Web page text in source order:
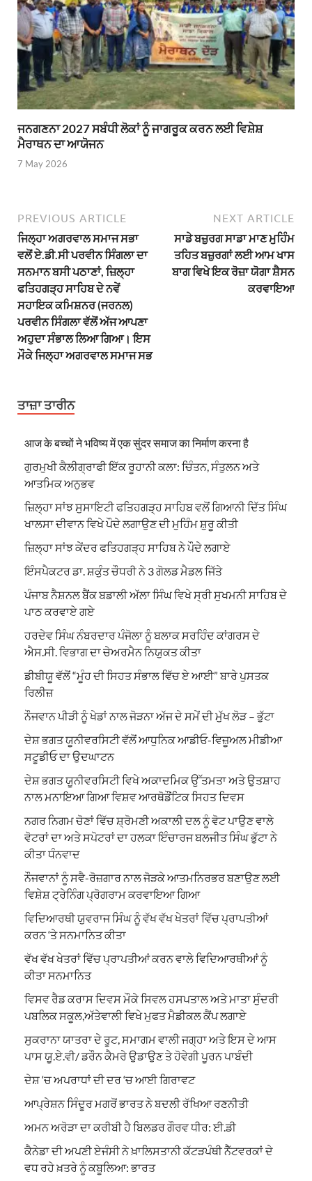
ਜਨਗਣਨਾ 2027 ਸਬੰਧੀ ਲੋਕਾਂ ਨੂੰ ਜਾਗਰੂਕ ਕਰਨ ਲਈ ਵਿਸ਼ੇਸ਼
ਮੈਰਾਥਨ ਦਾ ਆਯੋਜਨ
7 May 2026
PREVIOUS ARTICLE
ਜਿਲ੍ਹਾ ਅਗਰਵਾਲ ਸਮਾਜ ਸਭਾ
ਵਲੋਂ ਏ.ਡੀ.ਸੀ ਪਰਵੀਨ ਸਿੰਗਲਾ ਦਾ
ਸਨਮਾਨ ਬਸੀ ਪਠਾਣਾਂ, ਜ਼ਿਲ੍ਹਾ
ਫਤਿਹਗੜ੍ਹ ਸਾਹਿਬ ਦੇ ਨਵੇਂ
ਸਹਾਇਕ ਕਮਿਸ਼ਨਰ (ਜਰਨਲ)
ਪਰਵੀਨ ਸਿੰਗਲਾ ਵੱਲੋਂ ਅੱਜ ਆਪਣਾ
ਅਹੁਦਾ ਸੰਭਾਲ ਲਿਆ ਗਿਆ। ਇਸ
ਮੌਕੇ ਜਿਲ੍ਹਾ ਅਗਰਵਾਲ ਸਮਾਜ ਸਭ
NEXT ARTICLE
ਸਾਡੇ ਬਜ਼ੁਰਗ ਸਾਡਾ ਮਾਣ ਮੁਹਿੰਮ
ਤਹਿਤ ਬਜ਼ੁਰਗਾਂ ਲਈ ਆਮ ਖਾਸ
ਬਾਗ ਵਿਖੇ ਇਕ ਰੋਜ਼ਾ ਯੋਗਾ ਸ਼ੈਸਨ
ਕਰਵਾਇਆ
ਤਾਜ਼ਾ ਤਾਰੀਨ
आज के बच्चों ने भविष्य में एक सुंदर समाज का निर्माण करना है
ਗੁਰਮੁਖੀ ਕੈਲੀਗ੍ਰਾਫੀ ਇੱਕ ਰੂਹਾਨੀ ਕਲਾ: ਚਿੰਤਨ, ਸੰਤੁਲਨ ਅਤੇ
ਆਤਮਿਕ ਅਨੁਭਵ
ਜ਼ਿਲ੍ਹਾ ਸਾਂਝ ਸੁਸਾਇਟੀ ਫਤਿਹਗੜ੍ਹ ਸਾਹਿਬ ਵਲੋਂ ਗਿਆਨੀ ਦਿੱਤ ਸਿੰਘ
ਖਾਲਸਾ ਦੀਵਾਨ ਵਿਖੇ ਪੌਦੇ ਲਗਾਉਣ ਦੀ ਮੁਹਿੰਮ ਸ਼ੁਰੂ ਕੀਤੀ
ਜ਼ਿਲ੍ਹਾ ਸਾਂਝ ਕੇਂਦਰ ਫਤਿਹਗੜ੍ਹ ਸਾਹਿਬ ਨੇ ਪੌਦੇ ਲਗਾਏ
ਇੰਸਪੈਕਟਰ ਡਾ. ਸ਼ਕੁੰਤ ਚੌਧਰੀ ਨੇ 3 ਗੋਲਡ ਮੈਡਲ ਜਿੱਤੇ
ਪੰਜਾਬ ਨੈਸ਼ਨਲ ਬੈਂਕ ਬਡਾਲੀ ਅੱਲਾ ਸਿੰਘ ਵਿਖੇ ਸ੍ਰੀ ਸੁਖਮਨੀ ਸਾਹਿਬ ਦੇ
ਪਾਠ ਕਰਵਾਏ ਗਏ
ਹਰਦੇਵ ਸਿੰਘ ਨੰਬਰਦਾਰ ਪੰਜੋਲਾ ਨੂੰ ਬਲਾਕ ਸਰਹਿੰਦ ਕਾਂਗਰਸ ਦੇ
ਐਸ.ਸੀ. ਵਿਭਾਗ ਦਾ ਚੇਅਰਮੈਨ ਨਿਯੁਕਤ ਕੀਤਾ
ਡੀਬੀਯੂ ਵੱਲੋਂ “ਮੂੰਹ ਦੀ ਸਿਹਤ ਸੰਭਾਲ ਵਿੱਚ ਏ ਆਈ” ਬਾਰੇ ਪੁਸਤਕ
ਰਿਲੀਜ਼
ਨੌਜਵਾਨ ਪੀੜੀ ਨੂੰ ਖੇਡਾਂ ਨਾਲ ਜੋੜਨਾ ਅੱਜ ਦੇ ਸਮੇਂ ਦੀ ਮੁੱਖ ਲੋੜ – ਭੁੱਟਾ
ਦੇਸ਼ ਭਗਤ ਯੂਨੀਵਰਸਿਟੀ ਵੱਲੋਂ ਆਧੁਨਿਕ ਆਡੀਓ-ਵਿਜ਼ੂਅਲ ਮੀਡੀਆ
ਸਟੂਡੀਓ ਦਾ ਉਦਘਾਟਨ
ਦੇਸ਼ ਭਗਤ ਯੂਨੀਵਰਸਿਟੀ ਵਿਖੇ ਅਕਾਦਮਿਕ ਉੱਤਮਤਾ ਅਤੇ ਉਤਸ਼ਾਹ
ਨਾਲ ਮਨਾਇਆ ਗਿਆ ਵਿਸ਼ਵ ਆਰਥੋਡੌਂਟਿਕ ਸਿਹਤ ਦਿਵਸ
ਨਗਰ ਨਿਗਮ ਚੋਣਾਂ ਵਿੱਚ ਸ਼੍ਰੋਮਣੀ ਅਕਾਲੀ ਦਲ ਨੂੰ ਵੋਟ ਪਾਉਣ ਵਾਲੇ
ਵੋਟਰਾਂ ਦਾ ਅਤੇ ਸਪੋਟਰਾਂ ਦਾ ਹਲਕਾ ਇੰਚਾਰਜ ਬਲਜੀਤ ਸਿੰਘ ਭੁੱਟਾ ਨੇ
ਕੀਤਾ ਧੰਨਵਾਦ
ਨੌਜਵਾਨਾਂ ਨੂੰ ਸਵੈ-ਰੋਜ਼ਗਾਰ ਨਾਲ ਜੋੜਕੇ ਆਤਮਨਿਰਭਰ ਬਣਾਉਣ ਲਈ
ਵਿਸ਼ੇਸ਼ ਟ੍ਰੇਨਿੰਗ ਪ੍ਰੋਗਰਾਮ ਕਰਵਾਇਆ ਗਿਆ
ਵਿਦਿਆਰਥੀ ਯੁਵਰਾਜ ਸਿੰਘ ਨੂੰ ਵੱਖ ਵੱਖ ਖੇਤਰਾਂ ਵਿੱਚ ਪ੍ਰਾਪਤੀਆਂ
ਕਰਨ ‘ਤੇ ਸਨਮਾਨਿਤ ਕੀਤਾ
ਵੱਖ ਵੱਖ ਖੇਤਰਾਂ ਵਿੱਚ ਪ੍ਰਾਪਤੀਆਂ ਕਰਨ ਵਾਲੇ ਵਿਦਿਆਰਥੀਆਂ ਨੂੰ
ਕੀਤਾ ਸਨਮਾਨਿਤ
ਵਿਸਵ ਰੈਡ ਕਰਾਸ ਦਿਵਸ ਮੌਕੇ ਸਿਵਲ ਹਸਪਤਾਲ ਅਤੇ ਮਾਤਾ ਸੁੰਦਰੀ
ਪਬਲਿਕ ਸਕੂਲ,ਅੱਤੇਵਾਲੀ ਵਿਖੇ ਮੁਫਤ ਮੈਡੀਕਲ ਕੈਂਪ ਲਗਾਏ
ਸੁਕਰਾਨਾ ਯਾਤਰਾ ਦੇ ਰੂਟ, ਸਮਾਗਮ ਵਾਲੀ ਜਗ੍ਹਾ ਅਤੇ ਇਸ ਦੇ ਆਸ
ਪਾਸ ਯੂ.ਏ.ਵੀ/ ਡਰੌਨ ਕੈਮਰੇ ਉਡਾਉਣ ਤੇ ਹੋਵੇਗੀ ਪੂਰਨ ਪਾਬੰਦੀ
ਦੇਸ਼ ‘ਚ ਅਪਰਾਧਾਂ ਦੀ ਦਰ ‘ਚ ਆਈ ਗਿਰਾਵਟ
ਆਪ੍ਰੇਸ਼ਨ ਸਿੰਦੂਰ ਮਗਰੋਂ ਭਾਰਤ ਨੇ ਬਦਲੀ ਰੱਖਿਆ ਰਣਨੀਤੀ
ਅਮਨ ਅਰੋੜਾ ਦਾ ਕਰੀਬੀ ਹੈ ਬਿਲਡਰ ਗੌਰਵ ਧੀਰ: ਈ.ਡੀ
ਕੈਨੇਡਾ ਦੀ ਅਪਣੀ ਏਜੰਸੀ ਨੇ ਖ਼ਾਲਿਸਤਾਨੀ ਕੱਟੜਪੰਥੀ ਨੈੱਟਵਰਕਾਂ ਦੇ
ਵਧ ਰਹੇ ਖ਼ਤਰੇ ਨੂੰ ਕਬੂਲਿਆ: ਭਾਰਤ